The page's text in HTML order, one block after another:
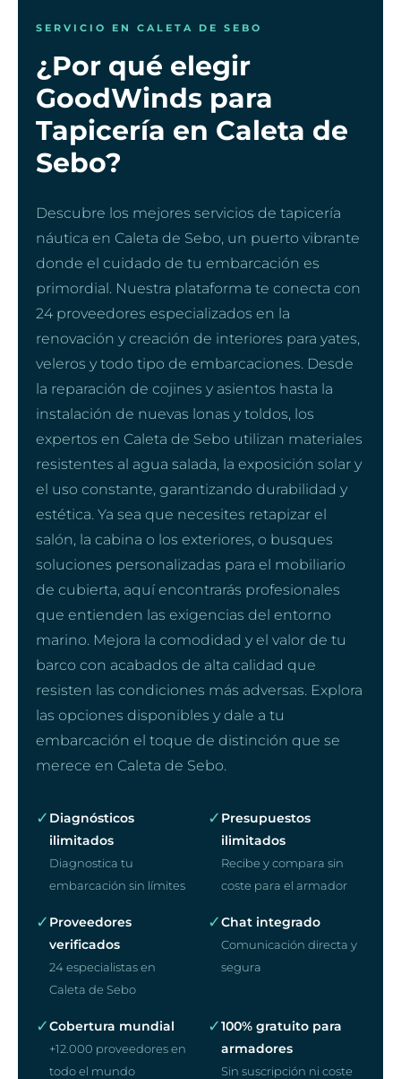
SERVICIO EN CALETA DE SEBO
¿Por qué elegir
GoodWinds para
Tapicería en Caleta de
Sebo?
Descubre los mejores servicios de tapicería
náutica en Caleta de Sebo, un puerto vibrante
donde el cuidado de tu embarcación es
primordial. Nuestra plataforma te conecta con
24 proveedores especializados en la
renovación y creación de interiores para yates,
veleros y todo tipo de embarcaciones. Desde
la reparación de cojines y asientos hasta la
instalación de nuevas lonas y toldos, los
expertos en Caleta de Sebo utilizan materiales
resistentes al agua salada, la exposición solar y
el uso constante, garantizando durabilidad y
estética. Ya sea que necesites retapizar el
salón, la cabina o los exteriores, o busques
soluciones personalizadas para el mobiliario
de cubierta, aquí encontrarás profesionales
que entienden las exigencias del entorno
marino. Mejora la comodidad y el valor de tu
barco con acabados de alta calidad que
resisten las condiciones más adversas. Explora
las opciones disponibles y dale a tu
embarcación el toque de distinción que se
merece en Caleta de Sebo.
✓ Diagnósticos
ilimitados
Diagnostica tu
embarcación sin límites
✓ Presupuestos
ilimitados
Recibe y compara sin
coste para el armador
✓ Proveedores
verificados
24 especialistas en
Caleta de Sebo
✓Chat integrado
Comunicación directa y
segura
✓Cobertura mundial
+12.000 proveedores en
todo el mundo
✓100% gratuito para
armadores
Sin suscripción ni coste